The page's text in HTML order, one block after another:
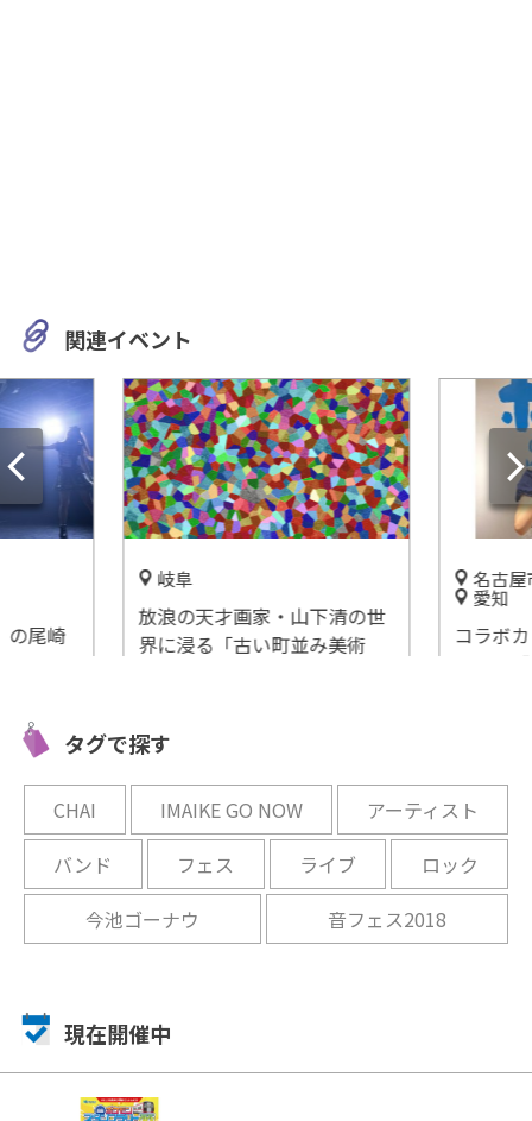
関連イベント
の尾崎
岐阜
放浪の天才画家・山下清の世
界に浸る「古い町並み美術
名古屋
愛知
コラボ
タグで探す
CHAI IMAIKE GO NOW
アーティスト
バンド
フェス ライブ
ロック
今池ゴーナウ
音フェス2018
現在開催中